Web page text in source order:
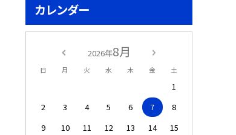
カレンダー
2026年8月
日 月 火 水 木 金 土
1
2
3 4 5 6 7
8
9
10 11 12 13 14
15